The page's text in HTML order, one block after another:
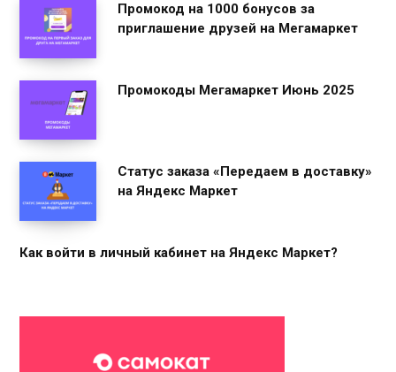
Промокод на 1000 бонусов за
приглашение друзей на Мегамаркет
Промокоды Мегамаркет Июнь 2025
Статус заказа «Передаем в доставку»
на Яндекс Маркет
Как войти в личный кабинет на Яндекс Маркет?